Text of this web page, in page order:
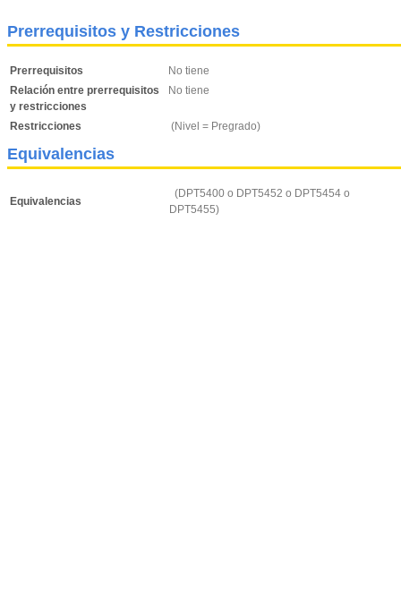
Prerrequisitos y Restricciones
Prerrequisitos
No tiene
Relación entre prerrequisitos
y restricciones
No tiene
Restricciones (Nivel = Pregrado)
Equivalencias
Equivalencias
(DPT5400 o DPT5452 o DPT5454 o
DPT5455)